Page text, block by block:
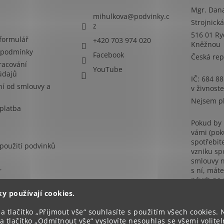
používají cookies.
tlačítko „Přijmout vše“ souhlasíte s použitím všech cookies.
tlačítko „Odmítnout vše“ vyslovíte nesouhlas se všemi
od smlouvy a
podvinků
mihulkova@podvinky.c
z
+420 703 974 020
Facebook
YouTube
Mgr.
516 01
Kněžnou
Česká
IČ: 684
v
Nejsem
Pokud
vámi
vzniku
smlouvy
s ní,
návrh na
řešení
sporů,